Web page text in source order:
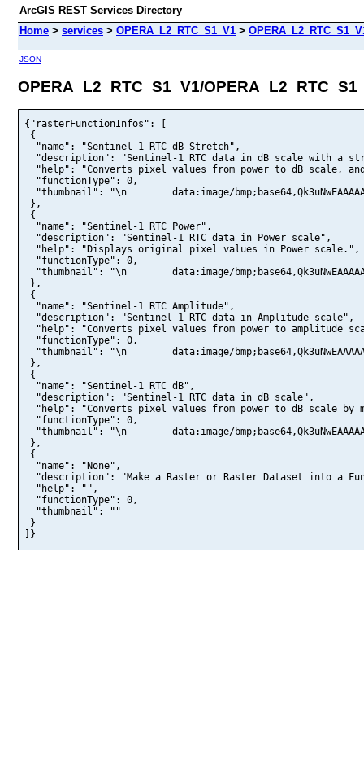
ArcGIS REST Services Directory
Home > services > OPERA_L2_RTC_S1_V1 >
JSON
OPERA_L2_RTC_S1_V1/
{"rasterFunctionInfos": [
 {
  "name": "Sentinel-1 RTC dB Stretch",
  "description": "Sentinel-1 RTC data in dB scale with a stretch applied",
  "help": "Converts pixel values from power to dB scale, and applies a min-max stretch from -25 to 0.",
  "functionType": 0,
  "thumbnail": "\n        data:image/bmp;base64,Qk3uNwEAAAAAADYAAAAoAAAAyAAAAIUAAAABABgAAAAAALg3AQAAAAAAAAAAAAAAAAAAAAAA////////////////////////////////////////////////////////////////////////////////////////////////////////////////////////////////////////////////////////////////////////////////////////////////////////////zc3Nurq6u7u7sbGxzs7O1tbWxcXFq6urxsbGv7+/vLy8rKyswMDAwcHBs7Ozr6+vp6enrKysrq6up6enq6urq6urqqqqtbW1vLy8sLCw/f39mJiYycnJ1dXV5eXlz8/PxsbGy8vLTExMTk5OTU1NdnZ2c3NzZGRkY2NjYmJiWVlZVVVVTU1NUlJSVlZWVlZWVVVVTk5OXl5eWFhYUlJSWVlZXFxcYmJiY2NjZWVlXV1dW1tbaGhobm5ucnJycXFxf39/eXl5f39/goKCgICAhISEioqKioqKiYmJh4eHioqKjIyMiIiIgICAhYWFfX19fHx8gYGBfHx8f39/e3t7dnZ2cHBwdnZ2bW1tcnJyc3Nzc3NzbW1tcXFxbGxsdHR0e3t7dnZ2dnZ2fHx8dnZ2gICAcXFxeHh4enp6bGxscXFxZGRkbW1tZGRkZGRkYGBgXl5eX19fYGBgVlZWUVFRUVFRSUlJUFBQWFhYVVVVVFRUV1dXV1dXTExMXFxcSUlJUVFROzs7QUFBQEBAPz8/PDw8OTk5PDw8sbGx////////////////////////////////////////////////////////////////////////////////////////////////////////////////////////////////////////////////////////////////////////////////////////////////////////////////////////////////////////////////////////////vLy8ra2trKyssrKypqamqqqqwsLCsbGxqKiovLy8urq6sLCwxsbGurq6u7u7pqamsbGx3Nzcvr6+ubm5v7+/ra2trq6uvb29uLi4x8fH////ysrK3d3d3t7ew8PDw8PDwMDAwMDAy8vLPz8/R0dHRkZGZ2dnampqYGBgYmJiXl5eXFxcTk5OVVVVTExMT09PUlJSVFRUUlJSVFRUXl5eVVVVTk5OV1dXYmJiZ2dnZGRkWFhYYWFhZmZmbGxscXFxdXV1d3d3d3d3eHh4enp6goKChYWFh4eHh4eHh4eHi4uLgICAi4uLiIiIfX19fHx8fHx8gICAenp6eXl5eHh4bW1tcXFxdnZ2eHh4dXV1bm5ucnJybW1tbW1tcHBwcnJycHBweHh4e3t7bW1teHh4d3d3cnJyenp6bm5uampqYmJiY2NjZWVlZmZmZWVlY2NjV1dXYWFhVlZWWFhYVlZWVFRUUFBQWVlZWlpaTk5OY2NjVVVVYGBgV1dXVlZWTExMUVFRRUVFPz8/UVFRPT09PDw8Pj4+PDw87Ozs////////////////////////////////////////////////////////////////////////////////////////////////////////////////////////////////////////////////////////////////////////////////////////////////////////////////////////////////////////////////////////6enpyMjIs7OztbW1oaGhuLi4vLy8xMTEra2tyMjIsrKyuLi41tbWr6+vurq6urq6ubm5vr6+v7+/v7+/0tLStLS01tbWv7+/v7+/uLi4yMjI////ubm54eHh7OzsysrKw8PDx8fHtLS0urq6wMDAj4+PQEBAODg4Xl5eX19fUVFRWFhYYGBgV1dXUFBQTk5ORkZGRUVFV1dXVlZWUFBQUVFRWlpaW1tbV1dXVVVVWVlZWlpaZmZmYWFhY2NjY2Njbm5ub29vcHBwfX19fn5+d3d3b29veXl5fX19i4uLeHh4enp6fX19fX19fX19eHh4fX19fHx8e3t7e3t7dnZ2fHx8enp6eHh4eHh4d3d3b29vdXV1cnJycnJycHBwdnZ2bm5udHR0ZmZmcnJya2trdXV1cXFxbW1tcXFxcnJyaWlpaWlpY2NjYGBgYmJiXl5eY2NjU1NTYWFhWlpaUFBQUVFRU1NTUFBQWlpaYWFhWVlZVVVVXFxcW1tbWVlZVVVVV1dXSUlJQUFBREREPDw8Q0NDSEhITk5OQ0ND////////////////////////////////////////////////////////////////////////////////////////////////////////////////////////////////////////////////////////////////////////////////////////////////////////////////////////////////////////////////////////////zc3NzMzMv7+/t7e3wcHBwsLCwMDAx8fHvb29y8vLz8/Pt7e3qamptLS0wcHBu7u7u7u7s7Oztra2rq6urq6uvLy8r6+vvb29tLS0/f39////6OjomZmZ1dXV19fXv7+/qampvLy81dXVr6+vx8fH////09PTMzMzUFBQXV1dWFhYQkJCUVFRUlJSRkZGSUlJSkpKPz8/TU1NUVFRRkZGVFRUU1NTWVlZXV1dUlJSUVFRUlJSZmZmaWlpWlpaZGRkbm5ub29vcnJydnZ2enp6c3NzdnZ2cXFxb29ve3t7gICAcHBwc3NzcXFxb29venp6fHx8dHR0dHR0cHBwfHx8cnJycnJydHR0dnZ2bW1tdnZ2dnZ2cnJyeHh4c3Nzbm5ucXFxcXFxbW1tc3NzcHBwbm5udXV1cXFxbGxsampqc3NzaWlpZGRka2trU1NTY2NjVlZWXV1dV1dXV1dXWlpaUFBQTExMTU1NXl5eWFhYS0tLUVFRTU1NT09PWlpaXFxcS0tLS0tLTk5OTExMREREUVFRPz8/OTk5QUFB////////////////////////////////////////////////////////////////////////////////////////////////////////////////////////////////////////////////////////////////////////////////////////////////////////////////////////////////////////////////////////////t7e3vb29ysrKysrKtra2yMjIurq6tLS0sbGxs7OztLS0t7e3xcXF39/fqKioy8vLvb29t7e3uLi4uLi4z8/Pvb2909PT4+Pj39/f5+fn6Ojot7e3xMTE/v7+8vLy0dHRvb29xcXF1tbW1tbW6enp+vr69vb23d3dtbW1OTk5TExMUFBQPDw8RkZGSEhIRkZGQUFBR0dHR0dHQUFBRkZGRERETU1NVVVVVlZWTk5OU1NTWVlZTU1NW1tbYGBgaWlpa2traWlpaGhobm5uc3Nzb29vcnJyb29vcHBwa2trcnJyc3NzcnJydHR0aGhobGxsbm5uc3Nzd3d3dXV1dXV1eXl5eHh4enp6cHBwdXV1a2trbW1tZ2dnampqb29vbm5ua2trbm5ucHBwcHBwbGxsZWVlYWFhaWlpYWFheHh4Xl5eYWFhZmZma2trXV1dUlJSYmJiWlpaV1dXVVVVVVVVTU1NXFxcWVlZVlZWW1tbUVFRTk5OTExMTU1NUlJSUlJSTExMPz8/VFRUQUFBVlZWRkZGQEBARkZG7u7u////////////////////////////////////////////////////////////////////////////////////////////////////////////////////////////////////////////////////////////////////////////////////////////////////////////////////////////////////////////////////////2dnZ0tLSsrKyx8fHvLy8t7e3ysrKxMTEuLi4urq6yMjIxMTEv7+/v7+/q6uro6OjxMTEsrKyvr6+vr6+qqqq09PT3d3dx8fHqqqq6urq2dnZuLi4paWlubm5ra2tvr6+wMDA8vLyn5+fsLCwvLy80dHR9vb2sbGxx8fHw8PDvr6+JiYmODg4RkZGLS0tS0tLTExMQ0NDUlJSQkJCPz8/ODg4RERER0dHSEhIVFRUTU1NUFBQVlZWV1dXT09PWFhYYmJiampqampqbm5ucXFxbGxsb29va2trZGRkaGhob29vcHBwcHBweXl5b29vbm5ubm5uZGRkdXV1cHBwcXFxdnZ2aWlpbW1tYWFhZ2dnZGRkZ2dnYWFhY2NjX19fbW1tdnZ2YmJibGxsbGxsY2Nja2trYWFhXV1dYGBgW1tbZGRkV1dXYGBgZGRkYGBgZGRkVlZWZWVlXl5eYGBgSUlJUlJSUlJSTExMUFBQT09PTExMTk5OUFBQVFRUW1tbTk5OWVlZT09PWFhYT09PUVFRRkZGUlJSQEBAQ0ND////////////////////////////////////////////////////////////////////////////////////////////////////////////////////////////////////////////////////////////////////////////////////////////////////////////////////////////////////////////////////////////z8/PxsbGw8PDu7u7w8PD0NDQxMTEs7OzxsbGurq6ubm5vr6+ubm52dnZtLS0zMzMu7u7xcXFs7OzsLCwsbGxzMzMrq6utLS07Ozs4ODgzs7OuLi4urq6srKysLCwurq67Ozs////yMjIjY2Nr6+vwcHBubm509PT1NTUvLy8qamps7OzycnJOzs7MzMzLS0tLi4uNDQ0Q0NDVFRUPT09Ojo6PDw8PT09NDQ0SEhIUFBQR0dHSEhITExMVFRUTU1NS0tLXl5eXV1dZGRkaWlpZWVlZGRkY2NjaGhoaWlpcHBwbm5ucHBwc3NzeXl5Z2dna2trcnJyampqbm5uZ2dnZ2dna2trampqZ2dnYWFhXFxcaWlpX19fYmJiZGRkZWVla2traGhobGxsY2NjampqaGhoYWFhaGhoaWlpY2NjW1tbXl5eU1NTUlJSbm5uXFxcWVlZZmZmXl5eV1dXVVVVV1dXWlpaT09PT09PVlZWWFhYSkpKRUVFV1dXV1dXWVlZREREQEBASkpKUFBQT09PUlJSRERESUlJUVFR////////////////////////////////////////////////////////////////////////////////////////////////////////////////////////////////////////////////////////////////////////////////////////////////////////////////////////////////////////////////////////////yMjIurq6ra2tsLCwxcXFu7u7vLy8xMTEvLy8xsbGwMDAvb29vLy8t7e3srKyvLy8vb29u7u7sLCwqKio7+/vurq6qqqq2NjYzc3Ntra2vLy8t7e3uLi4srKyra2tu7u74ODg4uLizMzMq6urs7Ozs7Ozurq6yMjIw8PDwMDAsLCwrKyspKSksLCwx8fHKysrLy8vKysrJCQkPz8/Q0NDPj4+Nzc3MjIyLy8vLS0tPT09SEhIPz8/Pz8/QEBATU1NSUlJRkZGVVVVYGBgYWFhXV1dXV1dX19fXFxcXFxcVlZWa2trcXFxe3t7paWlc3NzampqbW1tb29vb29vaGhoZWVlYmJiXl5eYmJiXV1dY2NjWlpaX19fV1dXZWVlYmJiZGRkYmJibW1taGhoX19fXV1dW1tbYmJiVVVVZWVlWVlZWVlZYWFhX19fVlZWZWVlYGBgV1dXXl5eVFRUYWFhW1tbWVlZVFRUXFxcT09PRkZGUlJSSUlJWFhYUFBQUFBQUlJSU1NTRERER0dHRkZGT09PREREPj4+iIiI////////////////////////////////////////////////////////////////////////////////////////////////////////////////////////////////////////////////////////////////////////////////////////////////////////////////////////////////////////////////////////////xcXFu7u7wsLCzMzMtra25eXlubm5urq6vr6+sbGxwMDArq6uu7u7xMTEycnJwsLCvLy8xMTEx8fH5ubm5ubmvr6+wsLC8fHxs7OzycnJs7OzyMjIwcHBra2tycnJyMjI5eXltbW13NzcycnJr6+vw8PDsrKyoqKitbW1rq6up6enpKSknZ2dlJSUurq6wsLCvb29fn5+GRkZGxsbOzs7Pz8/ODg4MjIyJSUlJSUlKysrNjY2PDw8PDw8QEBASkpKVVVVUlJSQkJCPT09V1dXWVlZWVlZV1dXS0tLTk5OVVVVUFBQYGBgcHBwdXV1dHR0ampqYGBga2trXl5ebW1taWlpZGRkYWFhXFxcXl5eVFRUW1tbXl5eV1dXWVlZWVlZXl5eampqaWlpZGRkZGRkYGBgbm5uYWFhYGBgZGRkUlJSW1tbVFRUXFxcV1dXVFRUW1tbU1NTU1NTYGBgZGRkUFBQU1NTVFRUU1NTTk5OW1tbQ0NDSEhITU1NSkpKTk5OS0tLQ0NDT09PT09PRUVFSEhISEhIRkZGx8fH////////////////////////////////////////////////////////////////////////////////////////////////////////////////////////////////////////////////////////////////////////////////////////////////////////////////////////////////////////////////////////2dnZubm5r6+v0dHRvLy80NDQ2traysrKzs7O5OTksrKyurq6ubm5urq62dnZsbGxvr6+5ubm6Ojo6urq3t7eysrK0NDQ09PT5eXlvb29uLi4ra2tu7u7wsLCtbW1uLi4s7OzsrKy3t7e2NjYxMTEy8vLvb29ubm5qqqqt7e3ra2ts7OzoKCgpKSktra2pqamvb29qKiotLS0vb29ycnJbW1tODg4MDAwMTExMzMzHR0dGhoaHR0dRUVFODg4Ly8vPj4+OTk5TExMW1tbUVFRR0dHRkZGWFhYTk5OUFBQV1dXVlZWTk5OV1dXXV1dbW1tampqcHBwZ2dnWVlZTk5OV1dXVlZWYWFhZGRkaWlpY2NjW1tbYWFhT09PWlpaW1tbT09PW1tbXV1daGhoWVlZaGhoWVlZZGRkXFxcWVlZY2NjXV1dU1NTXl5eT09PVVVVWFhYVlZWWlpaXl5eXFxcVlZWS0tLWVlZS0tLTk5OUFBQUVFRTExMQkJCUlJSUFBQR0dHQEBAQ0NDRUVFQkJCQ0NDQ0NDOjo6Tk5O////////////////////////////////////////////////////////////////////////////////////////////////////////////////////////////////////////////////////////////////////////////////////////////////////////////////////////////////////////////////////////////wcHBwMDA2dnZvLy82traq6urw8PDxcXFvb29ysrKvr6+xsbGwcHBpaWltLS0qqqqx8fH2tra4eHh4ODg09PTvLy8srKyzMzM7OzswcHBt7e3s7Ozvb29vLy8wsLCx8fHxcXFxcXFz8/P2trawcHBxcXFy8vLubm5ubm5urq6paWltLS0z8/P0dHRt7e3u7u7wMDAra2ttra2wcHBycnJ0tLSurq6zMzMyMjIpKSkQkJCICAgFxcXHx8fLS0tLi4uMzMzKioqQEBAQUFBPz8/SEhIREREPT09SEhIVVVVU1NTTExMQ0NDQkJCVFRUV1dXZGRkbW1ta2trZWVlX19fQkJCZ2dnurq6VlZWXFxcVFRUWlpaVlZWU1NTWlpaWFhYTk5OVFRUUlJSWVlZW1tbY2NjYmJiXFxcZWVlWlpaYmJiWFhYY2NjWVlZV1dXUVFRWFhYXl5eWlpaVFRUWFhYU1NTVFRUT09PWVlZWVlZVFRUR0dHRUVFQ0NDUlJSPT09S0tLSkpKOjo6QEBAQ0NDRERETk5OQ0NDTk5O////////////////////////////////////////////////////////////////////////////////////////////////////////////////////////////////////////////////////////////////////////////////////////////////////////////////////////////////////////////////////////////uLi4wsLCurq6tbW1vLy8zc3NxMTEt7e3v7+/u7u7qampq6urq6urtbW1w8PDubm5w8PD5ubmtra2vb29urq6vLy8ycnJ6enp3Nzcu7u7urq609PTxsbGuLi4sLCw7u7uvr6+uLi42dnZvr6+ysrKtLS0srKyt7e31dXVw8PDy8vLzs7Ourq6xcXF1dXVwsLCzs7O09PTwsLCwMDAu7u7qqqqyMjIxMTEtLS0paWlt7e3sLCwuLi4xcXFnZ2dHBwcHh4eMzMzJCQkIiIiPj4+Ozs7UVFRREREMTExODg4QUFBQUFBPT09OTk5Ojo6Pz8/UVFRUVFRYGBgXV1dWVlZVFRU0tLS19fXWFhYRERETk5OVlZWXV1dSkpKTU1NT09PU1NTT09PT09PUlJSV1dXSEhITExMW1tbUFBQZGRkXV1dWVlZWVlZYmJiXFxcWVlZTU1NUVFRUVFRVFRUWFhYUlJSVFRUUlJSVFRUTk5OV1dXSUlJT09PTExMR0dHS0tLS0tLR0dHQkJCPz8/RkZGPT09Q0NDNDQ0Pj4+////////////////////////////////////////////////////////////////////////
},
{
  "name": "None",
"description": "Make a Raster or Raster Dataset into a
  "help": "",
  "functionType": 0,
  "thumbnail": ""
}
]}